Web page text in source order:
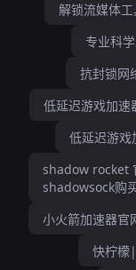
解锁流媒体
专业科
抗封锁
低延迟游戏加
低延迟游
shadow rocket
shadowsock购
小火箭加速器官
快柠檬